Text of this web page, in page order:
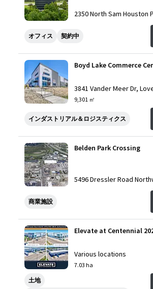
2350 North Sam Houston
st, Houston, TX, 77032, US
オフィス 契約中
Boyd Lake Commerce
3841 Vander Meer Dr,
80538, US
9,301 ㎡
インダストリアル＆ロジスティクス
Belden Park Crossing
5496 Dressler Road
商業施設
Elevate at Centennial
Various locations
7.03 ha
土地